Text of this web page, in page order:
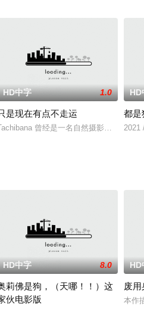
李编剧因缘际会来到一个大雪纷飞的
。他没有不在场证据，而唯一的证人
HD中字 1.0
是现在有点不走运
曾经是一名自然摄影师，在他
HD
都是
2021
展开一段魔法般的故事。
失的摄影师瑞真展开。在面对跨越视
HD中字 8.0
莉佛是狗，（天哪！！）这
伙电影版
HD
废用
本作